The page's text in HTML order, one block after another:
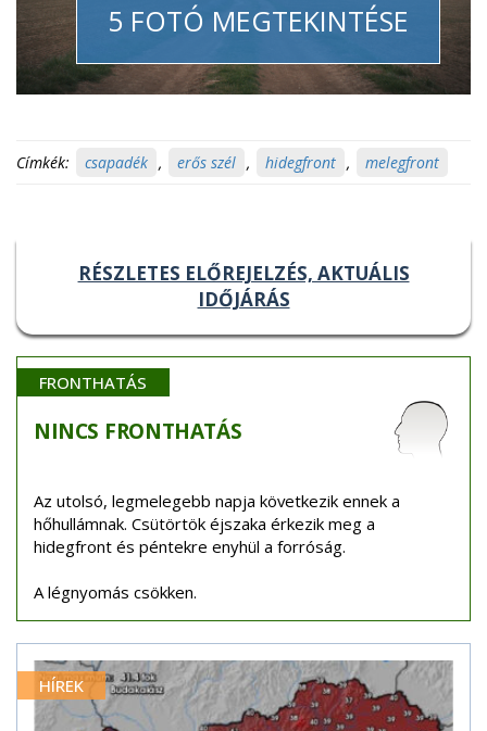
5 FOTÓ MEGTEKINTÉSE
Címkék: csapadék , erős szél , hidegfront , melegfront
RÉSZLETES ELŐREJELZÉS, AKTUÁLIS
IDŐJÁRÁS
FRONTHATÁS
NINCS FRONTHATÁS
Az utolsó, legmelegebb napja következik ennek a
hőhullámnak. Csütörtök éjszaka érkezik meg a
hidegfront és péntekre enyhül a forróság.
A légnyomás csökken.
HÍREK